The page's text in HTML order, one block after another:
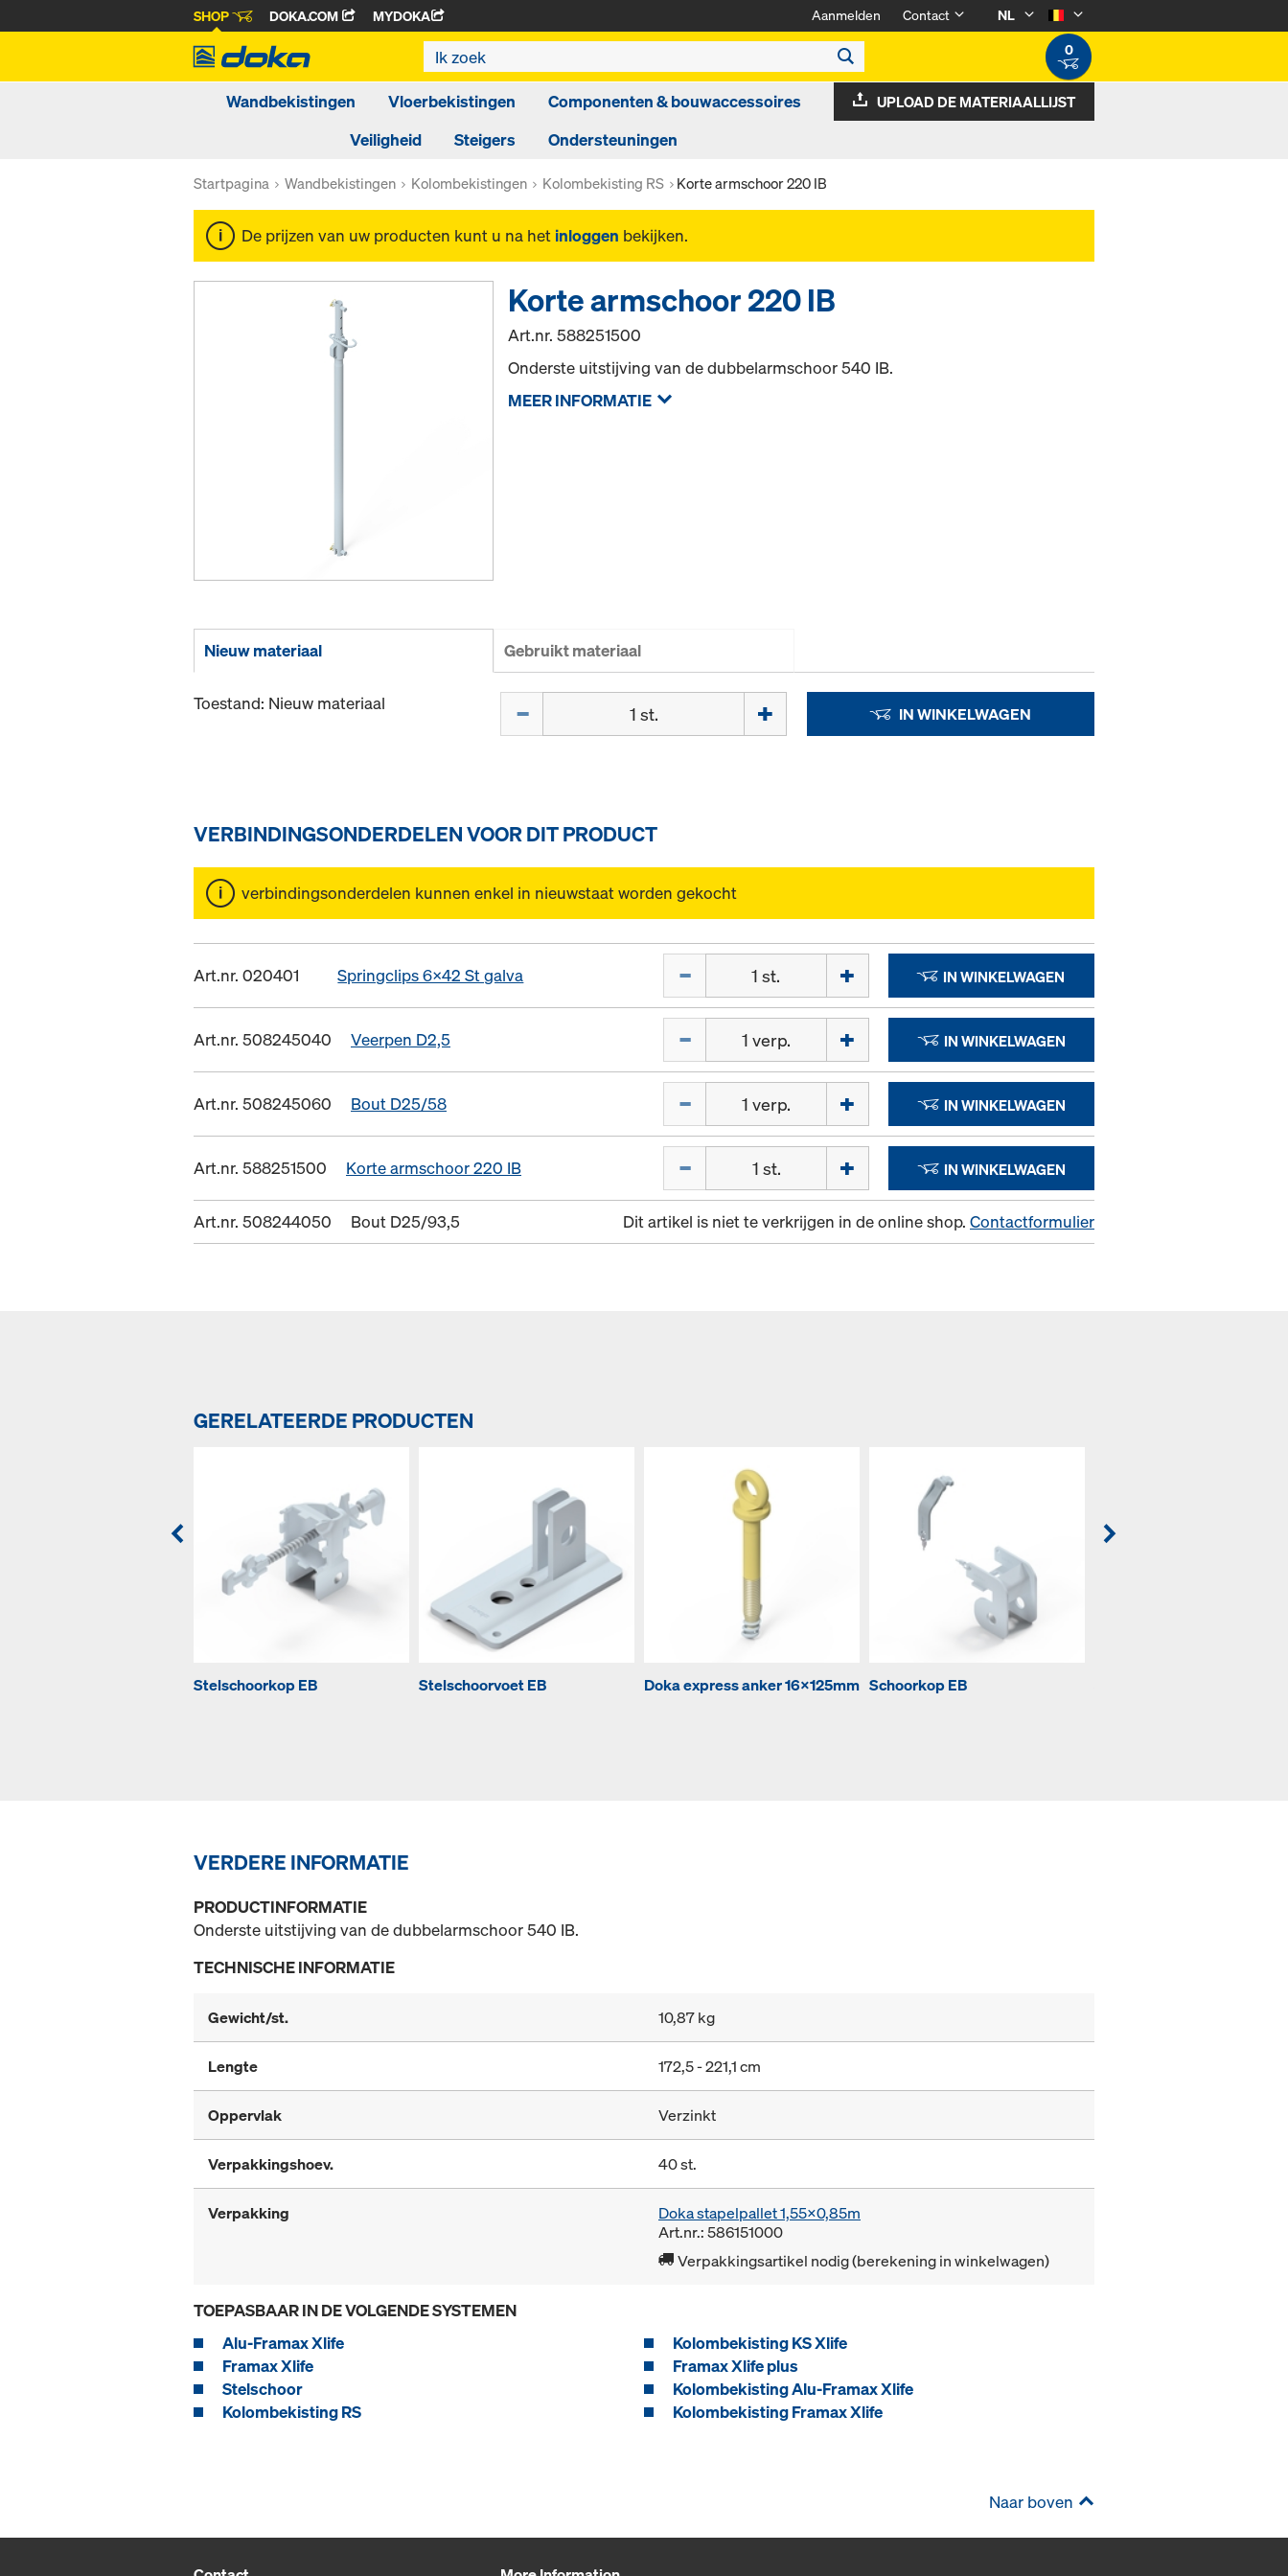
SHOP DOKA.COM MYDOKA Aanmelden Contact
NL
0
Wandbekistingen Vloerbekistingen
Componenten & bouwaccessoires
Veiligheid
Steigers Ondersteuningen
UPLOAD DE MATERIAALLIJST
Startpagina Wandbekistingen Kolombekistingen Kolombekisting RS Korte armschoor 220 IB
De prijzen van uw producten kunt u na het inloggen bekijken.
Korte armschoor 220 IB
Art.nr.588251500
Onderste uitstijving van de dubbelarmschoor 540 IB.
MEER INFORMATIE
Nieuw materiaal Gebruikt materiaal
Toestand: Nieuw materiaal IN WINKELWAGEN
VERBINDINGSONDERDELEN VOOR DIT PRODUCT
verbindingsonderdelen kunnen enkel in nieuwstaat worden gekocht
Art.nr. 020401 Springclips 6x42 St galva IN WINKELWAGEN
Art.nr. 508245040 Veerpen D2,5 IN WINKELWAGEN
Art.nr. 508245060 Bout D25/58 IN WINKELWAGEN
Art.nr. 588251500 Korte armschoor 220 IB IN WINKELWAGEN
Art.nr. 508244050 Bout D25/93,5 Dit artikel is niet te verkrijgen in de online shop. Contactformulier
GERELATEERDE PRODUCTEN
Stelschoorkop EB Stelschoorvoet EB Doka express anker 16x125mm Schoorkop EB
VERDERE INFORMATIE
PRODUCTINFORMATIE
Onderste uitstijving van de dubbelarmschoor 540 IB.
TECHNISCHE INFORMATIE
Gewicht/st. 10,87 kg
Lengte 172,5 - 221,1 cm
Oppervlak Verzinkt
Verpakkingshoev. 40 st.
Verpakking
Doka stapelpallet 1,55x0,85m
Art.nr.: 586151000
Verpakkingsartikel nodig (berekening in winkelwagen)
TOEPASBAAR IN DE VOLGENDE SYSTEMEN
Alu-Framax Xlife
Kolombekisting KS Xlife
Framax Xlife
Framax Xlife plus
Stelschoor
Kolombekisting Alu-Framax Xlife
Kolombekisting RS
Kolombekisting Framax Xlife
Naar boven